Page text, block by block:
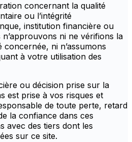
concernant la qualité
ou l’intégrité
institution financière ou
ni ne vérifions la
concernée, ni n’assumons
à votre utilisation des
ou décision prise sur la
est prise à vos risques et
de toute perte, retard
la confiance dans ces
avec des tiers dont les
sur ce site.